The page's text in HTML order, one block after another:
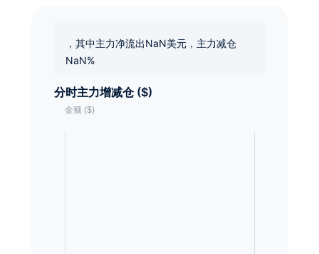
，其中主力净流出NaN美元，主力减仓
NaN%
分时主力增减仓 ($)